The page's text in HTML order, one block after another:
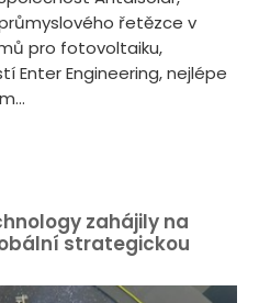
řetězce v
pro fotovoltaiku,
Enter Engineering, nejlépe
zahájily na
strategickou